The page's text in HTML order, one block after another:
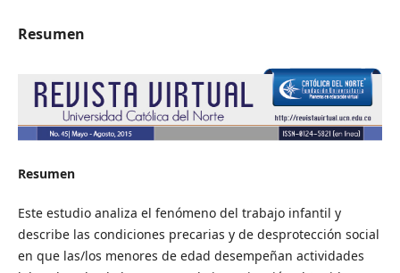
Resumen
Resumen
Este estudio analiza el fenómeno del trabajo infantil y
describe las condiciones precarias y de desprotección social
en que las/los menores de edad desempeñan actividades